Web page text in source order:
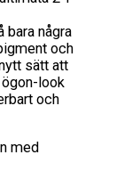
bara några
och
sätt att
look
och
med